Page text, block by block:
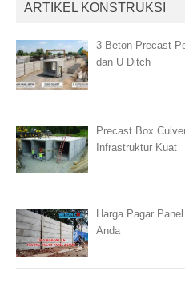
ARTIKEL KONSTRUKSI
3 Beton Precast
dan U Ditch
Precast Box
Infrastruktur Kuat
Harga Pagar
Anda